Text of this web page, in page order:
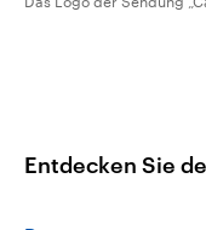
Entdecken Sie